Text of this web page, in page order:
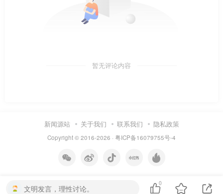
暂无评论内容
新闻源站 关于我们 联系我们 隐私政策
Copyright © 2016-2026 · 粤ICP备16079755号-4
文明发言，理性讨论。
0